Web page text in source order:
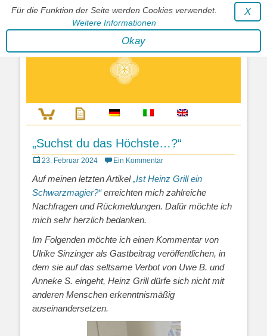
Für die Funktion der Seite werden Cookies verwendet.
Weitere Informationen
X
Okay
Stephan Wunderlich Verlag
Literatur zur Förderung der Gestaltfähigkeit des Lebens
„Suchst du das Höchste…?“
Posted23. Februar 2024 Ein Kommentar
Auf meinen letzten Artikel„Ist Heinz Grill ein
Schwarzmagier?“erreichten mich zahlreiche
Nachfragen und Rückmeldungen. Dafür möchte ich
mich sehr herzlich bedanken.
Im Folgenden möchte ich einen Kommentar von
Ulrike Sinzinger als Gastbeitrag veröffentlichen, in
dem sie auf das seltsame Verbot von Uwe B. und
Anneke S. eingeht, Heinz Grill dürfe sich nicht mit
anderen Menschen erkenntnismäßig
auseinandersetzen.